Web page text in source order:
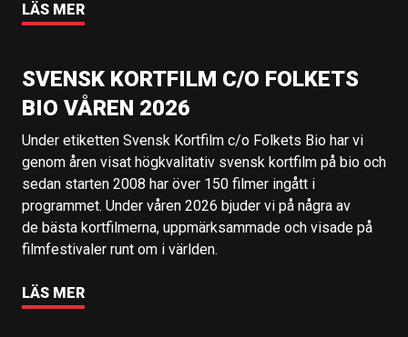
LÄS MER
SVENSK KORTFILM C/O FOLKETS
BIO VÅREN 2026
Under etiketten Svensk Kortfilm c/o Folkets Bio har vi
genom åren visat högkvalitativ svensk kortfilm på bio och
sedan starten 2008 har över 150 filmer ingått i
programmet. Under våren 2026 bjuder vi på några av
de bästa kortfilmerna, uppmärksammade och visade på
filmfestivaler runt om i världen.
LÄS MER